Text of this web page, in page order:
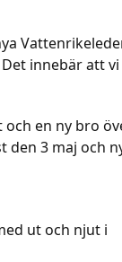
innebär att vi
en ny bro
den 3 maj och
ut och njut i